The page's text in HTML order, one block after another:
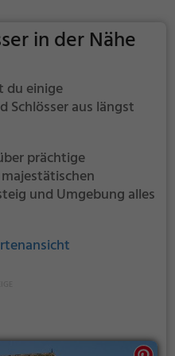
in der Nähe
du einige
Schlösser aus längst
prächtige
und Umgebung alles